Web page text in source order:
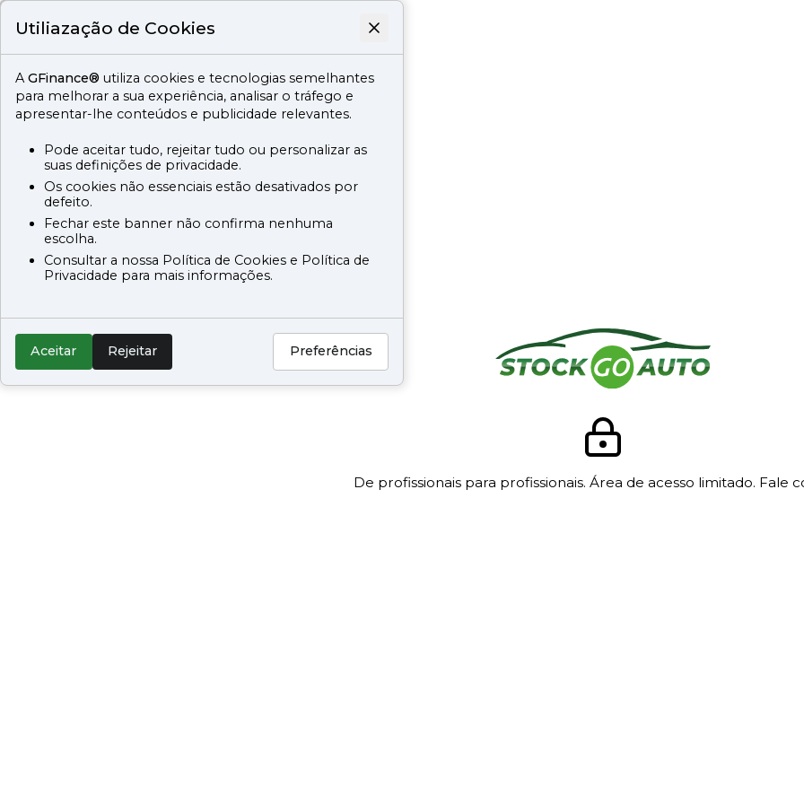
Utiliazação de Cookies
AGFinance® utiliza cookies e tecnologias semelhantes
para melhorar a sua experiência, analisar o tráfego e
apresentar-lhe conteúdos e publicidade relevantes.
Pode aceitar tudo, rejeitar tudo ou personalizar as
suas definições de privacidade.
Os cookies não essenciais estão desativados por
defeito.
Fechar este banner não confirma nenhuma
escolha.
Consultar a nossa Política de Cookies e Política de
Privacidade para mais informações.
Aceitar Rejeitar Preferências
De profissionais para profissionais. Área de acesso limitado. Fale